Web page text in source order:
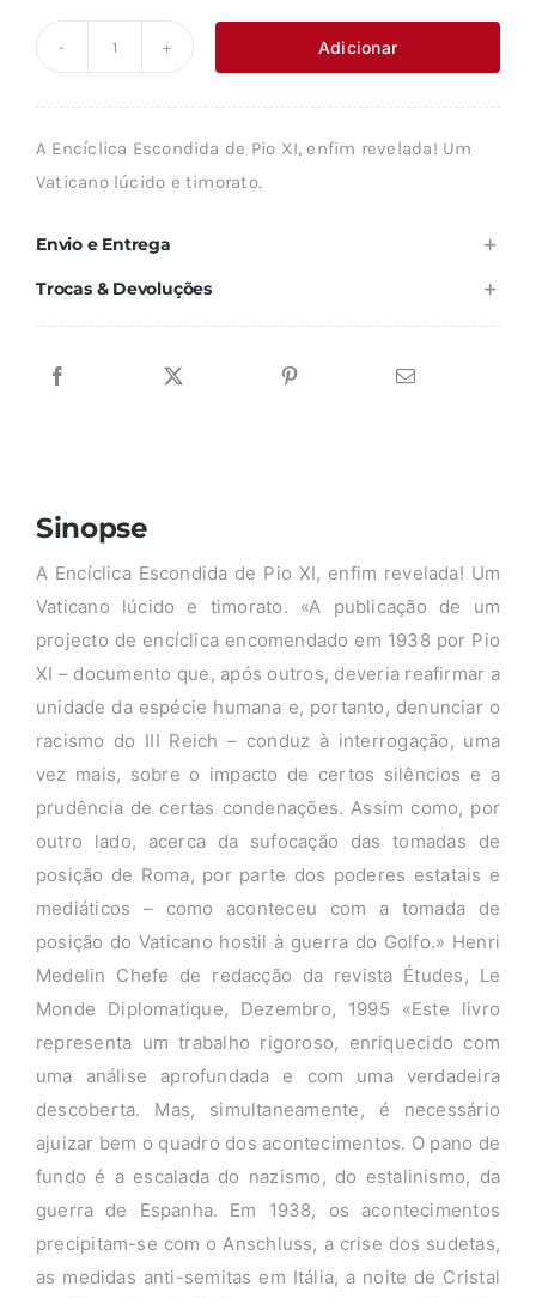
original
era:
é:
XI
Adicionar
A Encíclica Escondida de Pio XI, enfim revelada! Um
Vaticano lúcido e timorato.
Envio e Entrega
Trocas & Devoluções
Sinopse
A Encíclica Escondida de Pio XI, enfim revelada! Um
Vaticano lúcido e timorato. «A publicação de um
projecto de encíclica encomendado em 1938 por Pio
XI – documento que, após outros, deveria reafirmar a
unidade da espécie humana e, portanto, denunciar o
racismo do III Reich – conduz à interrogação, uma
vez mais, sobre o impacto de certos silêncios e a
prudência de certas condenações. Assim como, por
outro lado, acerca da sufocação das tomadas de
posição de Roma, por parte dos poderes estatais e
mediáticos – como aconteceu com a tomada de
posição do Vaticano hostil à guerra do Golfo.» Henri
Medelin Chefe de redacção da revista Études, Le
Monde Diplomatique, Dezembro, 1995 «Este livro
representa um trabalho rigoroso, enriquecido com
uma análise aprofundada e com uma verdadeira
descoberta. Mas, simultaneamente, é necessário
ajuizar bem o quadro dos acontecimentos. O pano de
fundo é a escalada do nazismo, do estalinismo, da
guerra de Espanha. Em 1938, os acontecimentos
precipitam-se com o Anschluss, a crise dos sudetas,
as medidas anti-semitas em Itália, a noite de Cristal